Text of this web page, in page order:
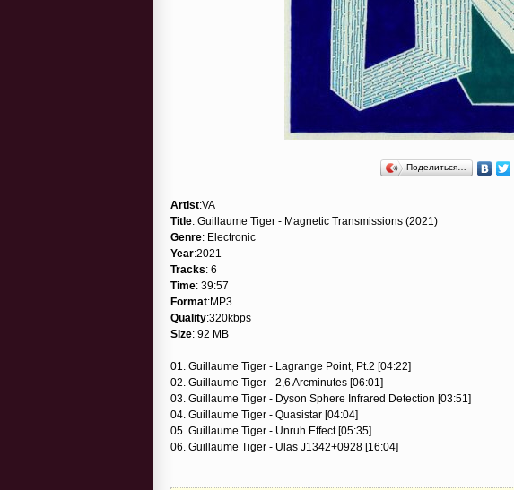
Поделиться…
Artist:VA
Title: Guillaume Tiger - Magnetic Transmissions (2021)
Genre: Electronic
Year:2021
Tracks: 6
Time: 39:57
Format:MP3
Quality:320kbps
Size: 92 MB
01. Guillaume Tiger - Lagrange Point, Pt.2 [04:22]
02. Guillaume Tiger - 2,6 Arcminutes [06:01]
03. Guillaume Tiger - Dyson Sphere Infrared Detection [03:51]
04. Guillaume Tiger - Quasistar [04:04]
05. Guillaume Tiger - Unruh Effect [05:35]
06. Guillaume Tiger - Ulas J1342+0928 [16:04]